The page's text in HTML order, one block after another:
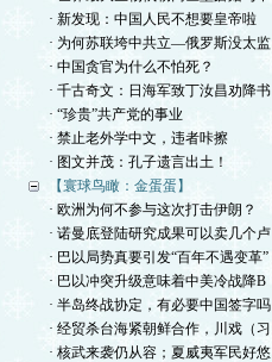
· 新发现：中国人民不想要皇帝啦
· 为何苏联垮中共立—俄罗斯没太监
· 中国贪官为什么不怕死？
· 千古奇文：日海军致丁汝昌劝降书
· “珍贵”共产党的事业
· 禁止老外学中文，违者咔擦
· 图文并茂：孔子遗言出土！
【寰球鸟瞰：金蛋蛋】
· 欧洲为何不参与这次打击伊朗？
· 诺曼底登陆研究成果可以卖几个卢
· 巴以局势真要引发“百年不遇变革”
· 巴以冲突升级意味着中美冷战降B
· 半岛终战协定，有必要中国签字吗
· 经贸杀台海紧朝鲜合作，川戏（习
· 核武来袭仍从容；夏威夷军民好悠